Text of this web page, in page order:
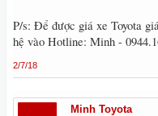
P/s: Để được giá xe Toyota
hệ vào Hotline: Minh -
2/7/18
Minh Toyota